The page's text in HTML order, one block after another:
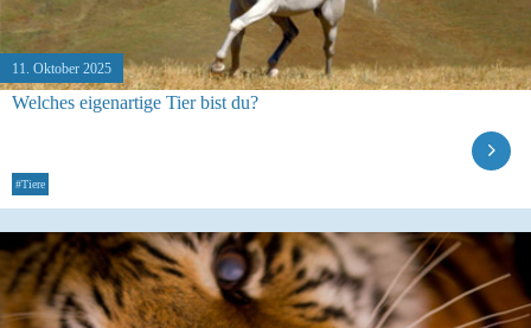
11. Oktober 2025
Welches eigenartige Tier bist du?
#Tiere